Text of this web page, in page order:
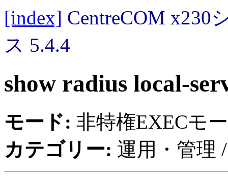
[index] CentreCOM x230
ス 5.4.4
show radius local-
モード: 非特権EXECモ
カテゴリー: 運用・管理